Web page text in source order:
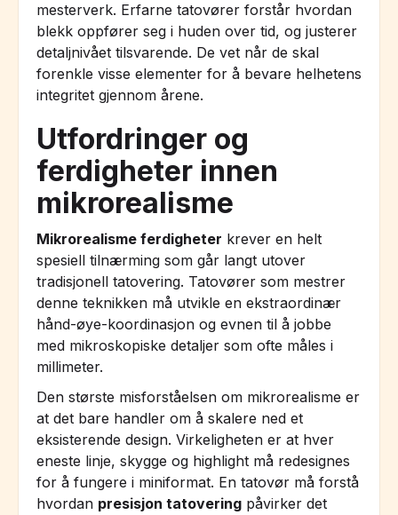
mesterverk. Erfarne tatovører forstår hvordan
blekk oppfører seg i huden over tid, og justerer
detaljnivået tilsvarende. De vet når de skal
forenkle visse elementer for å bevare helhetens
integritet gjennom årene.
Utfordringer og
ferdigheter innen
mikrorealisme
Mikrorealisme ferdigheter krever en helt
spesiell tilnærming som går langt utover
tradisjonell tatovering. Tatovører som mestrer
denne teknikken må utvikle en ekstraordinær
hånd-øye-koordinasjon og evnen til å jobbe
med mikroskopiske detaljer som ofte måles i
millimeter.
Den største misforståelsen om mikrorealisme er
at det bare handler om å skalere ned et
eksisterende design. Virkeligheten er at hver
eneste linje, skygge og highlight må redesignes
for å fungere i miniformat. En tatovør må forstå
hvordan presisjon tatovering påvirker det